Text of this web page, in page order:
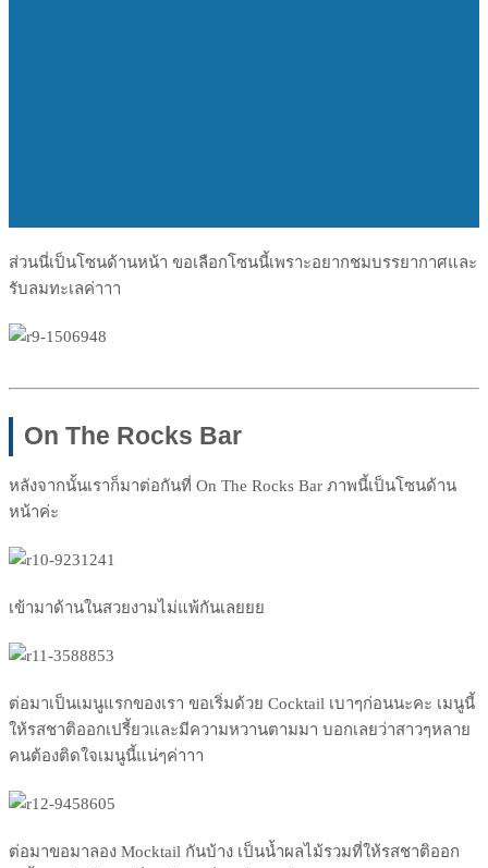
ส่วนนี่เป็นโซนด้านหน้า ขอเลือกโซนนี้เพราะอยากชมบรรยากาศและ
รับลมทะเลค่าาา
On The Rocks Bar
หลังจากนั้นเราก็มาต่อกันที ่ On The Rocks Bar ภาพนี้เป็นโซนด้าน
หน้าค่ะ
เข้ามาด้านในสวยงามไม่แพ้กันเลยยย
ต่อมาเป็นเมนูแรกของเรา ขอเริ่มด้วย Cocktail เบาๆก่อนนะคะ เมนูนี้
ให้รสชาติออกเปรี้ยวและมีความหวานตามมา บอกเลยว่าสาวๆหลาย
คนต้องติดใจเมนูนี้แน่ๆค่าาา
ต่อมาขอมาลอง Mocktail กันบ้าง เป็นน้ำผลไม้รวมที่ให้รสชาติออก